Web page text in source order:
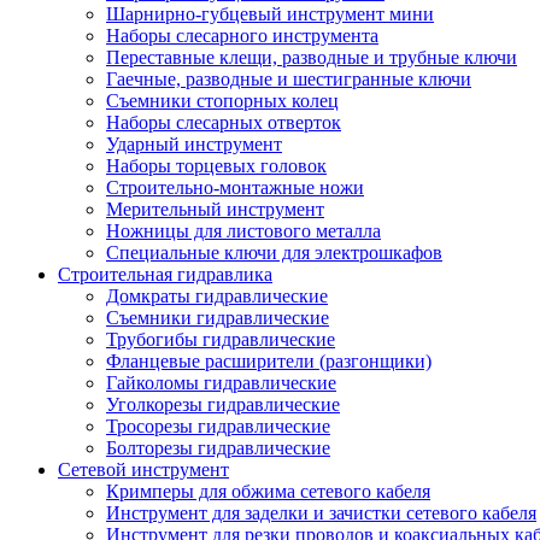
Шарнирно-губцевый инструмент мини
Наборы слесарного инструмента
Переставные клещи, разводные и трубные ключи
Гаечные, разводные и шестигранные ключи
Съемники стопорных колец
Наборы слесарных отверток
Ударный инструмент
Наборы торцевых головок
Строительно-монтажные ножи
Мерительный инструмент
Ножницы для листового металла
Специальные ключи для электрошкафов
Строительная гидравлика
Домкраты гидравлические
Съемники гидравлические
Трубогибы гидравлические
Фланцевые расширители (разгонщики)
Гайколомы гидравлические
Уголкорезы гидравлические
Тросорезы гидравлические
Болторезы гидравлические
Сетевой инструмент
Кримперы для обжима сетевого кабеля
Инструмент для заделки и зачистки сетевого кабеля
Инструмент для резки проводов и коаксиальных